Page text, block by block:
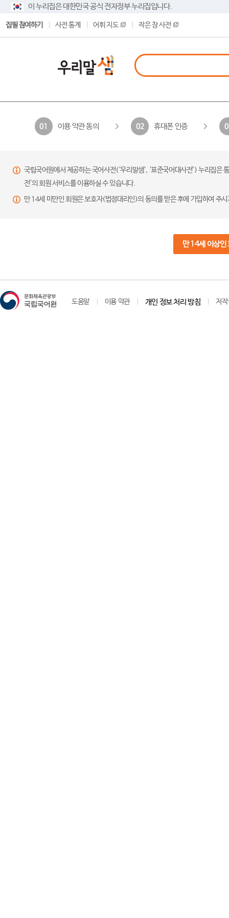
이 누리집은 대한민국 공식 전자정부 누리집입니다.
집필 참여하기 사전 통계 어휘 지도 작은 창 사전
01 이용 약관 동의 02 휴대폰 인증
국립국어원에서 제공하는 국어사전(‘우리말샘’, ‘표준국어대사전’) 누리집
전’의 회원 서비스를 이용하실 수 있습니다.
만 14세 미만인 회원은 보호자(법정대리인)의 동의를 받은 후에 가입하여 주
만 14세 이상인
도움말 이용 약관 개인 정보 처리 방침 저